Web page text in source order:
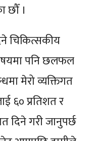
छौँ ।
चिकित्सकीय
पनि छलफल
मेरो व्यक्तिगत
६० प्रतिशत र
दिने गरी जानुपर्छ